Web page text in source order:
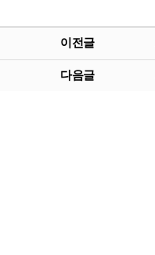
이전글
다음글